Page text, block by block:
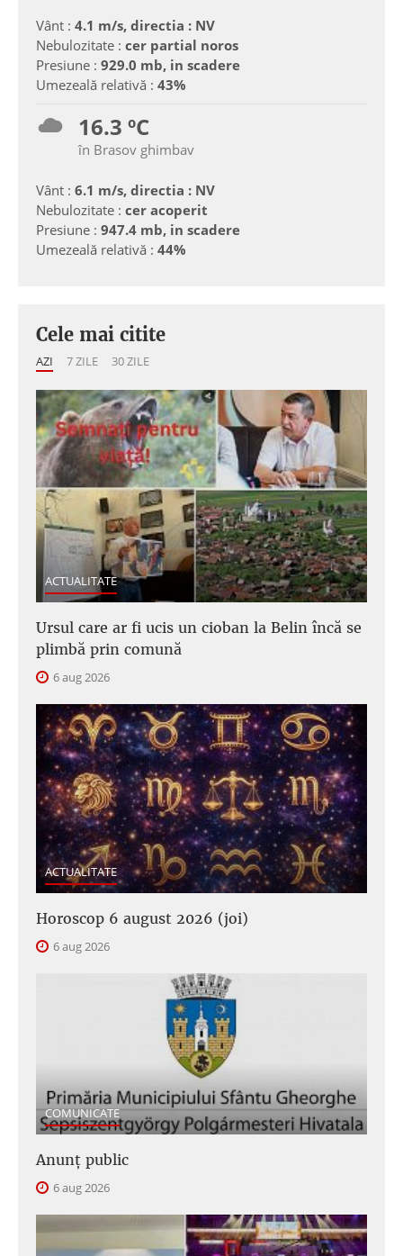
Vânt : 4.1 m/s, directia : NV
Nebulozitate : cer partial noros
Presiune : 929.0 mb, in scadere
Umezeală relativă : 43%
16.3 ºC
în Brasov ghimbav
Vânt : 6.1 m/s, directia : NV
Nebulozitate : cer acoperit
Presiune : 947.4 mb, in scadere
Umezeală relativă : 44%
Cele mai citite
AZI 7 ZILE 30 ZILE
ACTUALITATE
Ursul care ar fi ucis un cioban la Belin încă se
plimbă prin comună
6 aug 2026
ACTUALITATE
Horoscop 6 august 2026 (joi)
6 aug 2026
COMUNICATE
Anunţ public
6 aug 2026